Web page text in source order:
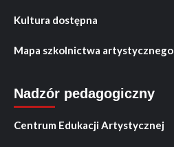
Kultura dostępna
Mapa szkolnictwa artystycznego
Nadzór pedagogiczny
Centrum Edukacji Artystycznej